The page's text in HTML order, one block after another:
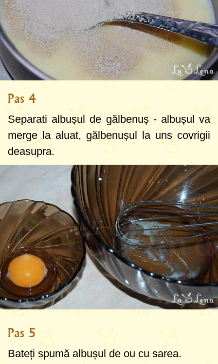
Pas 4
Separati albușul de gălbenuș - albușul va
merge la aluat, gălbenușul la uns covrigii
deasupra.
Pas 5
Bateți spumă albușul de ou cu sarea.